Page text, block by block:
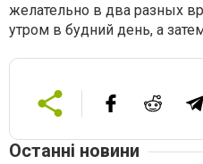
желательно в два разных
утром в будний день, а
Останні новини